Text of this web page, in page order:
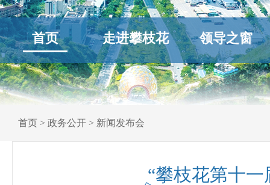
首页 走进攀枝花 领导之窗
首页 > 政务公开 > 新闻发布会
“攀枝花第十